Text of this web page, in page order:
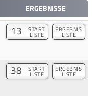
ERGEBNISSE
13 START
LISTE
ERGEBNIS
LISTE
38 START
LISTE
ERGEBNIS
LISTE